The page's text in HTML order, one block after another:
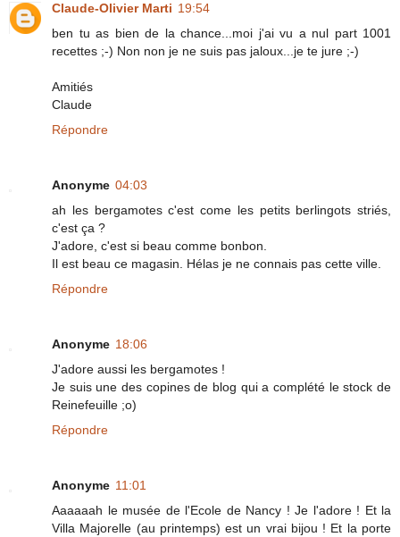
Claude-Olivier Marti 19:54
ben tu as bien de la chance...moi j'ai vu a nul part 1001
recettes ;-) Non non je ne suis pas jaloux...je te jure ;-)
Amitiés
Claude
Répondre
Anonyme 04:03
ah les bergamotes c'est come les petits berlingots striés,
c'est ça ?
J'adore, c'est si beau comme bonbon.
Il est beau ce magasin. Hélas je ne connais pas cette ville.
Répondre
Anonyme 18:06
J'adore aussi les bergamotes !
Je suis une des copines de blog qui a complété le stock de
Reinefeuille ;o)
Répondre
Anonyme 11:01
Aaaaaah le musée de l'Ecole de Nancy ! Je l'adore ! Et la
Villa Majorelle (au printemps) est un vrai bijou ! Et la porte